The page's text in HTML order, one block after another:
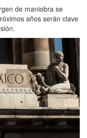
de maniobra se
años serán clave